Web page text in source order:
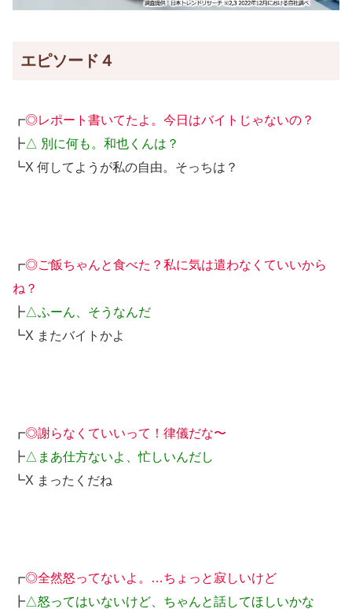
エピソード４
┏◎レポート書いてたよ。今日はバイトじゃないの？
┣△ 別に何も。和也くんは？
┗X 何してようが私の自由。そっちは？
┏◎ご飯ちゃんと食べた？私に気は遣わなくていいから
ね？
┣△ふーん、そうなんだ
┗X またバイトかよ
┏◎謝らなくていいって！律儀だな〜
┣△まあ仕方ないよ、忙しいんだし
┗X まったくだね
┏◎全然怒ってないよ。…ちょっと寂しいけど
┣△怒ってはいないけど、ちゃんと話してほしいかな